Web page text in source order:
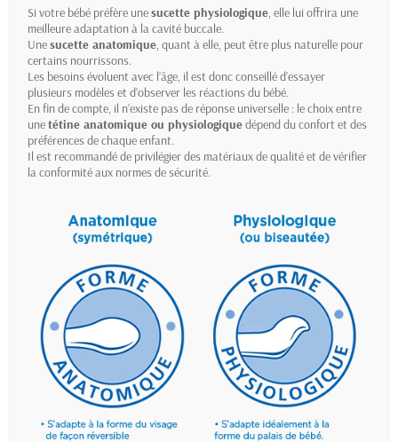
Si votre bébé préfère unesucette physiologique, elle lui offrira une
meilleure adaptation à la cavité buccale.
Unesucette anatomique, quant à elle, peut être plus naturelle pour
certains nourrissons.
Les besoins évoluent avec l’âge, il est donc conseillé d’essayer
plusieurs modèles et d’observer les réactions du bébé.
En fin de compte, il n’existe pas de réponse universelle : le choix entre
unetétine anatomique ou physiologiquedépend du confort et des
préférences de chaque enfant.
Il est recommandé de privilégier des matériaux de qualité et de vérifier
la conformité aux normes de sécurité.